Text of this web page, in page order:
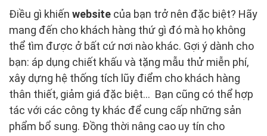
Điều gì khiến website của bạn trở nên đặc biệt? Hãy
mang đến cho khách hàng thứ gì đó mà họ không
thể tìm được ở bất cứ nơi nào khác. Gợi ý dành cho
bạn: áp dụng chiết khấu và tặng mẫu thử miễn phí,
xây dựng hệ thống tích lũy điểm cho khách hàng
thân thiết, giảm giá đặc biệt… Bạn cũng có thể hợp
tác với các công ty khác để cung cấp những sản
phẩm bổ sung. Đồng thời nâng cao uy tín cho